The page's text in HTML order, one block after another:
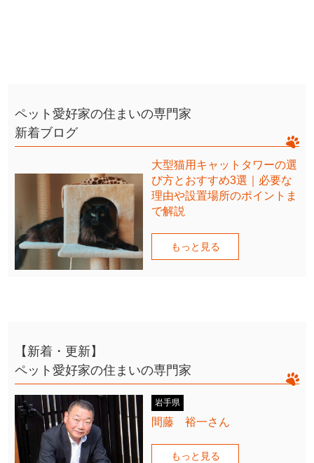
ペット愛好家の住まいの専門家
新着ブログ
大型猫用キャットタワーの選
び方とおすすめ3選｜必要な
理由や設置場所のポイントま
で解説
もっと見る
【新着・更新】
ペット愛好家の住まいの専門家
岩手県
間藤 裕一さん
もっと見る